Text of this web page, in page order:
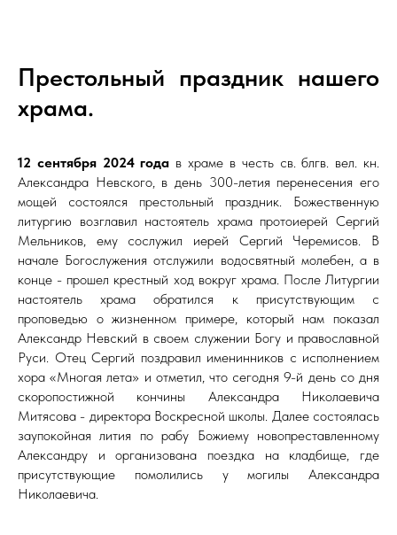
Престольный праздник нашего
храма.
12 сентября 2024 года в храме в честь св. блгв. вел. кн.
Александра Невского, в день 300-летия перенесения его
мощей состоялся престольный праздник. Божественную
литургию возглавил настоятель храма протоиерей Сергий
Мельников, ему сослужил иерей Сергий Черемисов. В
начале Богослужения отслужили водосвятный молебен, а в
конце - прошел крестный ход вокруг храма. После Литургии
настоятель храма обратился к присутствующим с
проповедью о жизненном примере, который нам показал
Александр Невский в своем служении Богу и православной
Руси. Отец Сергий поздравил именинников с исполнением
хора «Многая лета» и отметил, что сегодня 9-й день со дня
скоропостижной кончины Александра Николаевича
Митясова - директора Воскресной школы. Далее состоялась
заупокойная лития по рабу Божиему новопреставленному
Александру и организована поездка на кладбище, где
присутствующие помолились у могилы Александра
Николаевича.